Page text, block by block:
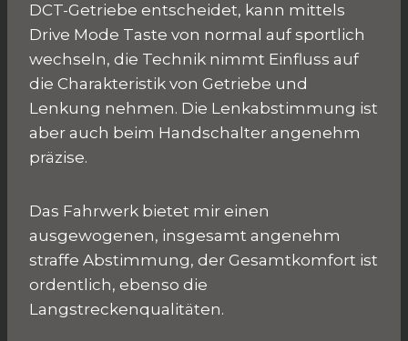
DCT-Getriebe entscheidet, kann mittels
Drive Mode Taste von normal auf sportlich
wechseln, die Technik nimmt Einfluss auf
die Charakteristik von Getriebe und
Lenkung nehmen. Die Lenkabstimmung ist
aber auch beim Handschalter angenehm
präzise.
Das Fahrwerk bietet mir einen
ausgewogenen, insgesamt angenehm
straffe Abstimmung, der Gesamtkomfort ist
ordentlich, ebenso die
Langstreckenqualitäten.